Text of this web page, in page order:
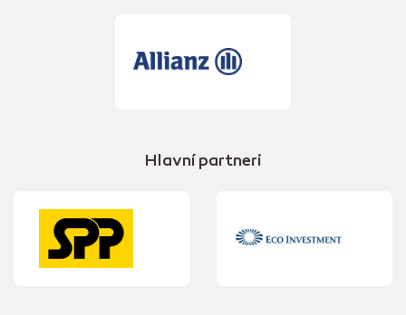
Hlavní partneri